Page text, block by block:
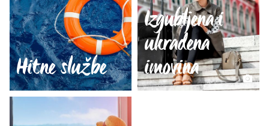
Hitne službe
Izgubljena i
ukradena
imovina